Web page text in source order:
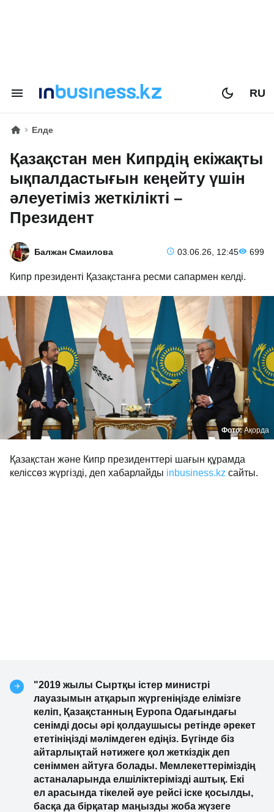
RU
Елде
Қазақстан мен Кипрдің екіжақты
ықпалдастығын кеңейту үшін
әлеуетіміз жеткілікті –
Президент
Балжан Смаилова 03.06.26, 12:45 699
Кипр президенті Қазақстанға ресми сапармен келді.
Фото:Ақорда
Қазақстан және Кипр президенттері шағын құрамда
келіссөз жүргізді, деп хабарлайды inbusiness.kz сайты.
"2019 жылы Сыртқы істер министрі
лауазымын атқарып жүргеніңізде елімізге
келіп, Қазақстанның Еуропа Одағындағы
сенімді досы әрі қолдаушысы ретінде әрекет
ететініңізді мәлімдеген едіңіз. Бүгінде біз
айтарлықтай нәтижеге қол жеткіздік деп
сеніммен айтуға болады. Мемлекеттеріміздің
астаналарында елшіліктерімізді аштық. Екі
ел арасында тікелей әуе рейсі іске қосылды,
басқа да бірқатар маңызды жоба жүзеге